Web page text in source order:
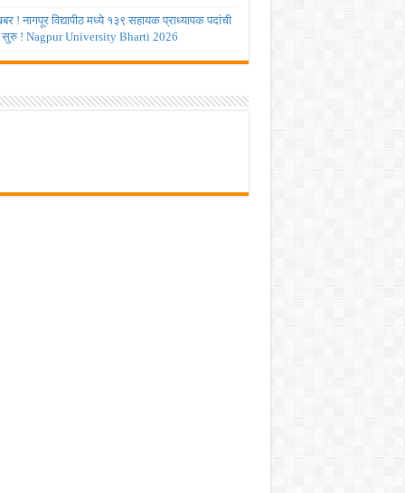
! नागपूर विद्यापीठ मध्ये १३९ सहायक प्राध्यापक पदांची
सुरु ! Nagpur University Bharti 2026